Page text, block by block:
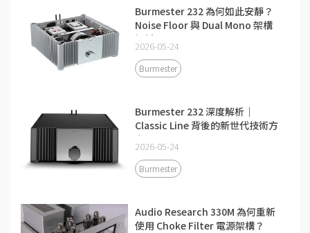
Burmester 232 為何如此安靜？
Noise Floor 與 Dual Mono 架構
解析
2026-05-24
Burmester
Burmester 232 深度解析｜
Classic Line 背後的新世代技術方
向
2026-05-24
Burmester
Audio Research 330M 為何重新
使用 Choke Filter 電源架構？